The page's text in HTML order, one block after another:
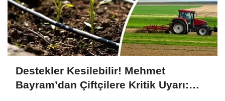
Destekler Kesilebilir! Mehmet
Bayram’dan Çiftçilere Kritik Uyarı: